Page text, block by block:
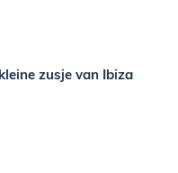
zusje van Ibiza